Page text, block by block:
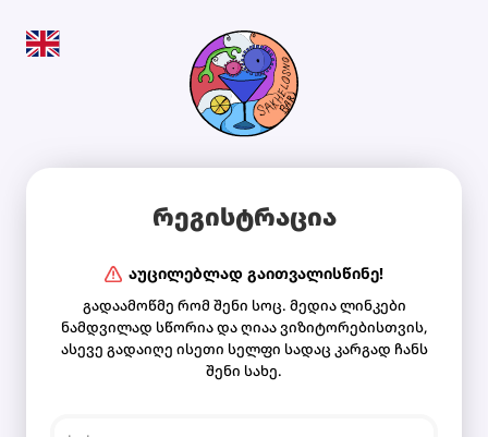
რეგისტრაცია
აუცილებლად გაითვალისწინე!
გადაამოწმე რომ შენი სოც. მედია ლინკები
ნამდვილად სწორია და ღიაა ვიზიტორებისთვის,
ასევე გადაიღე ისეთი სელფი სადაც კარგად ჩანს
შენი სახე.